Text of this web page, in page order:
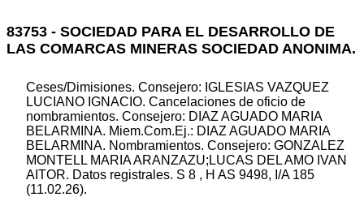
83753 - SOCIEDAD PARA EL DESARROLLO DE
LAS COMARCAS MINERAS SOCIEDAD ANONIMA.
Ceses/Dimisiones. Consejero: IGLESIAS VAZQUEZ
LUCIANO IGNACIO. Cancelaciones de oficio de
nombramientos. Consejero: DIAZ AGUADO MARIA
BELARMINA. Miem.Com.Ej.: DIAZ AGUADO MARIA
BELARMINA. Nombramientos. Consejero: GONZALEZ
MONTELL MARIA ARANZAZU;LUCAS DEL AMO IVAN
AITOR. Datos registrales. S 8 , H AS 9498, I/A 185
(11.02.26).